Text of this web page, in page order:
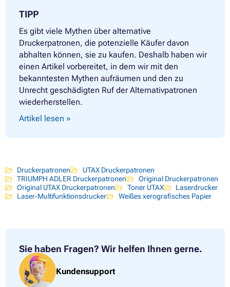
TIPP
Es gibt viele Mythen über alternative
Druckerpatronen, die potenzielle Käufer davon
abhalten können, sie zu kaufen. Deshalb haben wir
einen Artikel vorbereitet, in dem wir mit den
bekanntesten Mythen aufräumen und den zu
Unrecht geschädigten Ruf der Alternativpatronen
wiederherstellen.
Artikel lesen »
Druckerpatronen
UTAX Druckerpatronen
TRIUMPH ADLER Druckerpatronen
Original Druckerpatronen
Original UTAX Druckerpatronen
Toner UTAX
Laserdrucker
Laser-Multifunktionsdrucker
Weißes xerografisches Papier
Sie haben Fragen? Wir helfen Ihnen gerne.
Kundensupport